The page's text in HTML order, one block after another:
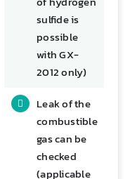
sulfide is
possible
with GX-
2012 only)
Leak of the
combustible
gas can be
checked
(applicable